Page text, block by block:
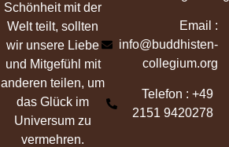
Schönheit mit der
Welt teilt, sollten
wir unsere Liebe
und Mitgefühl mit
anderen teilen, um
das Glück im
Universum zu
vermehren.
Email :
info@buddhisten-
collegium.org
Telefon : +49
2151 9420278